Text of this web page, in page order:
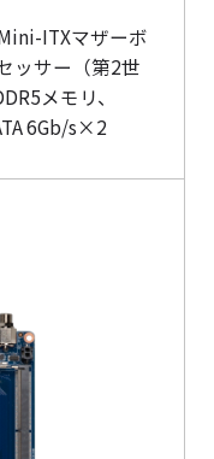
ITXマザーボ
ッサー（第2世
メモリ、
6Gb/s×2